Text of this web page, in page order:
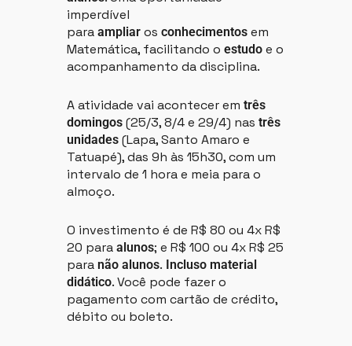
imperdível
para ampliaros conhecimentosem
Matemática, facilitando o estudoe o
acompanhamento da disciplina.
A atividade vai acontecer em três
domingos(25/3, 8/4 e 29/4) nas três
unidades(Lapa, Santo Amaro e
Tatuapé), das 9h às 15h30, com um
intervalo de 1 hora e meia para o
almoço.
O investimento é de R$ 80 ou 4x R$
20 para alunos; e R$ 100 ou 4x R$ 25
para não alunos. Incluso material
didático. Você pode fazer o
pagamento com cartão de crédito,
débito ou boleto.